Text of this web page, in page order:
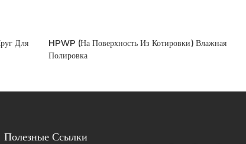
Для
HPWP (на Поверхность Из Котировки) Влажная
Полировка
Полезные Ссылки